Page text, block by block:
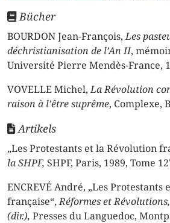
Bücher
BOURDON Jean-François,Les
déchristianisation de l’An II,
Université Pierre Mendès-France,
VOVELLE Michel,La Révolution
raison à l’être suprême, Complexe,
Artikels
„Les Protestants et la Révolution
la SHPF, SHPF, Paris, 1989, Tome
ENCREVÉ André, „Les
française“,Réformes et
(dir.), Presses du Languedoc,